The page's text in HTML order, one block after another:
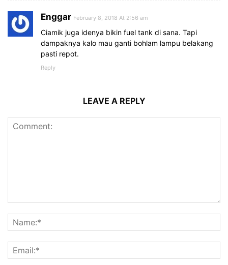
Enggar February 8, 2018 At 2:56 am
Ciamik juga idenya bikin fuel tank di sana. Tapi
dampaknya kalo mau ganti bohlam lampu belakang
pasti repot.
Reply
LEAVE A REPLY